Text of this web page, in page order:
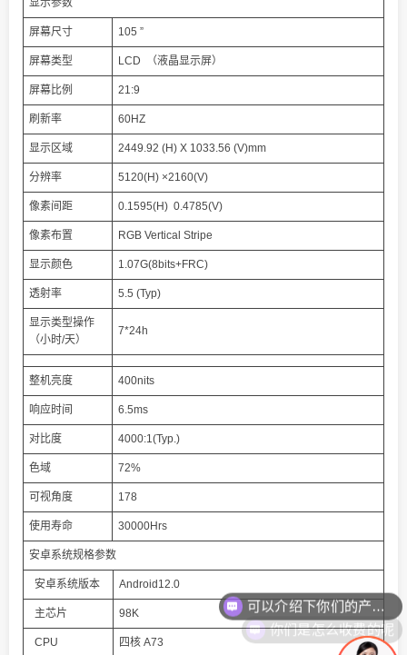
显示参数
屏幕尺寸 105 ”
屏幕类型 LCD （液晶显示屏）
屏幕比例 21:9
刷新率 60HZ
显示区域 2449.92 (H) X 1033.56 (V)mm
分辨率 5120(H) ×2160(V)
像素间距 0.1595(H) 0.4785(V)
像素布置 RGB Vertical Stripe
显示颜色 1.07G(8bits+FRC)
透射率 5.5 (Typ)
显示类型操作
（小时/天）
7*24h
整机亮度 400nits
响应时间 6.5ms
对比度 4000:1(Typ.)
色域 72%
可视角度 178
使用寿命 30000Hrs
安卓系统规格参数
安卓系统版本 Android12.0
主芯片 98K
CPU 四核 A73
你们是怎么收费的呢